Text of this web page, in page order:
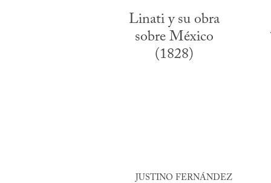
Linati y su obra
sobre México
(1828)
JUSTINO FERNÁNDEZ